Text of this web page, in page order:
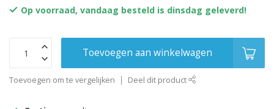
Op voorraad, vandaag besteld is dinsdag geleverd!
Toevoegen aan winkelwagen
Toevoegen om te vergelijken Deel dit product